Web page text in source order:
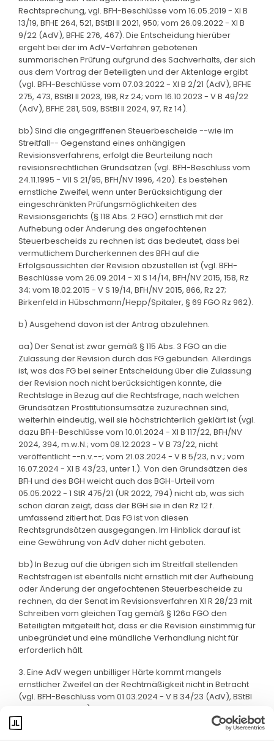
Rechtsprechung, vgl. BFH-Beschlüsse vom 16.05.2019 - XI B
13/19, BFHE 264, 521, BStBl II 2021, 950; vom 26.09.2022 - XI B
9/22 (AdV), BFHE 276, 467). Die Entscheidung hierüber
ergeht bei der im AdV-Verfahren gebotenen
summarischen Prüfung aufgrund des Sachverhalts, der sich
aus dem Vortrag der Beteiligten und der Aktenlage ergibt
(vgl. BFH-Beschlüsse vom 07.03.2022 - XI B 2/21 (AdV), BFHE
275, 473, BStBl II 2023, 198, Rz 24; vom 16.10.2023 - V B 49/22
(AdV), BFHE 281, 509, BStBl II 2024, 97, Rz 14).
bb) Sind die angegriffenen Steuerbescheide --wie im
Streitfall-- Gegenstand eines anhängigen
Revisionsverfahrens, erfolgt die Beurteilung nach
revisionsrechtlichen Grundsätzen (vgl. BFH-Beschluss vom
24.11.1995 - VII S 21/95, BFH/NV 1996, 420). Es bestehen
ernstliche Zweifel, wenn unter Berücksichtigung der
eingeschränkten Prüfungsmöglichkeiten des
Revisionsgerichts (§ 118 Abs. 2 FGO) ernstlich mit der
Aufhebung oder Änderung des angefochtenen
Steuerbescheids zu rechnen ist; das bedeutet, dass bei
vermutlichem Durcherkennen des BFH auf die
Erfolgsaussichten der Revision abzustellen ist (vgl. BFH-
Beschlüsse vom 26.09.2014 - XI S 14/14, BFH/NV 2015, 158, Rz
34; vom 18.02.2015 - V S 19/14, BFH/NV 2015, 866, Rz 27;
Birkenfeld in Hübschmann/Hepp/Spitaler, § 69 FGO Rz 962).
b) Ausgehend davon ist der Antrag abzulehnen.
aa) Der Senat ist zwar gemäß § 115 Abs. 3 FGO an die
Zulassung der Revision durch das FG gebunden. Allerdings
ist, was das FG bei seiner Entscheidung über die Zulassung
der Revision noch nicht berücksichtigen konnte, die
Rechtslage in Bezug auf die Rechtsfrage, nach welchen
Grundsätzen Prostitutionsumsätze zuzurechnen sind,
weiterhin eindeutig, weil sie höchstrichterlich geklärt ist (vgl.
dazu BFH-Beschlüsse vom 10.01.2024 - XI B 117/22, BFH/NV
2024, 394, m.w.N.; vom 08.12.2023 - V B 73/22, nicht
veröffentlicht --n.v.--; vom 21.03.2024 - V B 5/23, n.v.; vom
16.07.2024 - XI B 43/23, unter 1.). Von den Grundsätzen des
BFH und des BGH weicht auch das BGH-Urteil vom
05.05.2022 - 1 StR 475/21 (UR 2022, 794) nicht ab, was sich
schon daran zeigt, dass der BGH sie in den Rz 12 f.
umfassend zitiert hat. Das FG ist von diesen
Rechtsgrundsätzen ausgegangen. Im Hinblick darauf ist
eine Gewährung von AdV daher nicht geboten.
bb) In Bezug auf die übrigen sich im Streitfall stellenden
Rechtsfragen ist ebenfalls nicht ernstlich mit der Aufhebung
oder Änderung der angefochtenen Steuerbescheide zu
rechnen, da der Senat im Revisionsverfahren XI R 28/23 mit
Schreiben vom gleichen Tag gemäß § 126a FGO den
Beteiligten mitgeteilt hat, dass er die Revision einstimmig für
unbegründet und eine mündliche Verhandlung nicht für
erforderlich hält.
3. Eine AdV wegen unbilliger Härte kommt mangels
ernstlicher Zweifel an der Rechtmäßigkeit nicht in Betracht
(vgl. BFH-Beschluss vom 01.03.2024 - V B 34/23 (AdV), BStBl
II 2024, 323, Rz 50).